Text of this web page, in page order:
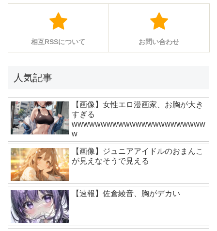
相互RSSについて お問い合わせ
人気記事
【画像】女性エロ漫画家、お胸が大き
すぎる
wwwwwwwwwwwwwwwwwwwwwww
w
【画像】ジュニアアイドルのおまんこ
が見えなそうで見える
【速報】佐倉綾音、胸がデカい